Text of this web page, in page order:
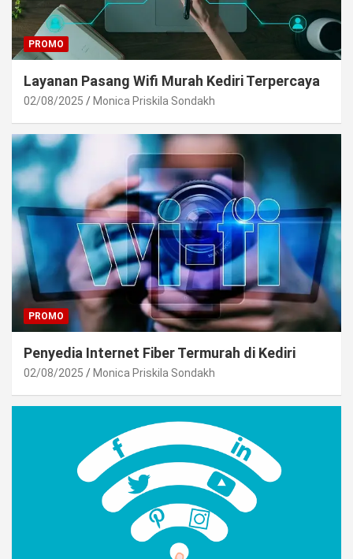
PROMO
Layanan Pasang Wifi Murah Kediri Terpercaya
02/08/2025 Monica Priskila Sondakh
PROMO
Penyedia Internet Fiber Termurah di Kediri
02/08/2025 Monica Priskila Sondakh